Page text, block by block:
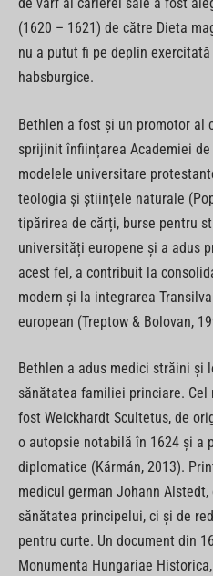
(1620 – 1621) de către Dieta
nu a putut fi pe deplin
habsburgice.
Bethlen a fost și un promotor al
sprijinit înființarea Academiei
modelele universitare
teologia și științele naturale
tipărirea de cărți, burse pentru
universități europene și a adus
acest fel, a contribuit la
modern și la integrarea
european (Treptow & Bolovan,
Bethlen a adus medici străini și
sănătatea familiei princiare. Cel
fost Weickhardt Scultetus, de
o autopsie notabilă în 1624 și a
diplomatice (Kármán, 2013).
medicul german Johann
sănătatea principelui, ci și de
pentru curte. Un document din
Monumenta Hungariae